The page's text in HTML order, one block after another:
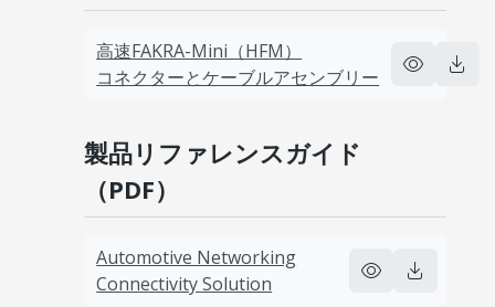
高速FAKRA-Mini（HFM）
コネクターとケーブルアセンブリー
製品リファレンスガイド
（PDF）
Automotive Networking
Connectivity Solution